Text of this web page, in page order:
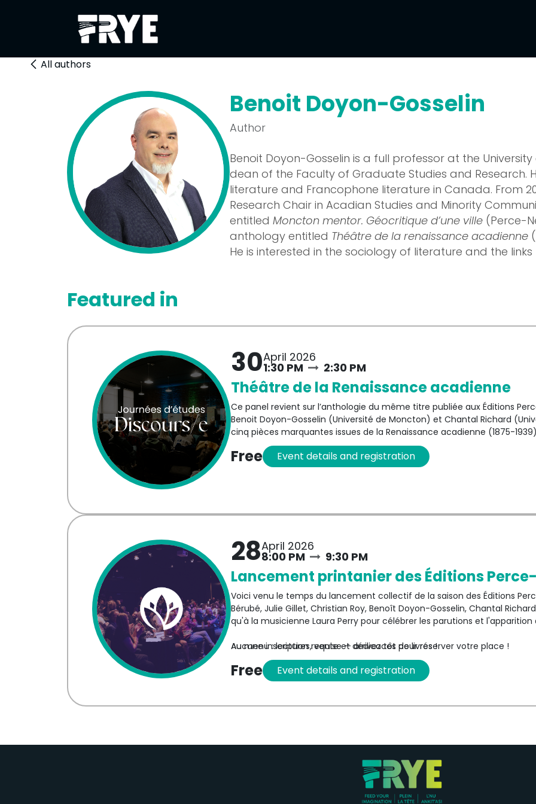
All authors
Benoit Doyon-Gosselin
Author
Benoit Doyon-Gosselin is a full professor at the
dean of the Faculty of Graduate Studies and Research.
literature and Francophone literature in Canada. From
Research Chair in Acadian Studies and Minority
entitled Moncton mentor. Géocritique d’une ville (Perce-
anthology entitled Théâtre de la renaissance acadienne
He is interested in the sociology of literature and the
Featured in
30April 2026
1:30 PM 2:30 PM
Théâtre de la Renaissance acadienne
Ce panel revient sur l’anthologie du même titre publiée aux Éditions
Benoit Doyon-Gosselin (Université de Moncton) et Chantal Richard
cinq pièces marquantes issues de la Renaissance acadienne (1875-
l’ouvrage pour la première fois, cette anthologie met en lumière un
d’un peuple marqué par la Déportation. Produites dans des collèges et
seulement à divertir : elles véhiculaient les valeurs identitaires, l’histoire
Aucune inscription requise — arrivez tôt pour réserver votre place !
Free Event details and registration
28April 2026
8:00 PM 9:30 PM
Lancement printanier des Éditions
Voici venu le temps du lancement collectif de la saison des Éditions
Bérubé, Julie Gillet, Christian Roy, Benoît Doyon-Gosselin, Chantal
qu'à la musicienne Laura Perry pour célébrer les parutions et l'apparition
Au menu : lectures, vente et dédicaces de livres !
Aucune inscription requise — arrivez tôt pour réserver votre place !
Free Event details and registration